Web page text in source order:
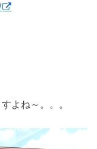
よね～。。。